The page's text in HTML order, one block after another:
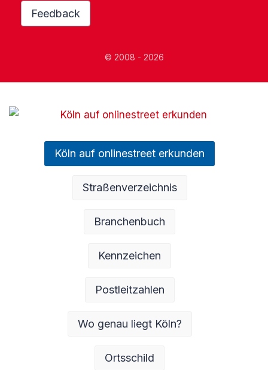
Feedback
© 2008 - 2026
Köln auf onlinestreet erkunden
Straßenverzeichnis
Branchenbuch
Kennzeichen
Postleitzahlen
Wo genau liegt Köln?
Ortsschild